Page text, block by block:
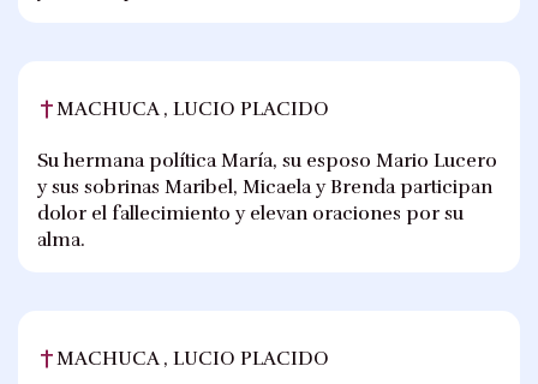
MACHUCA , LUCIO PLACIDO
Su hermana política María, su esposo Mario Lucero
y sus sobrinas Maribel, Micaela y Brenda participan
dolor el fallecimiento y elevan oraciones por su
alma.
MACHUCA , LUCIO PLACIDO